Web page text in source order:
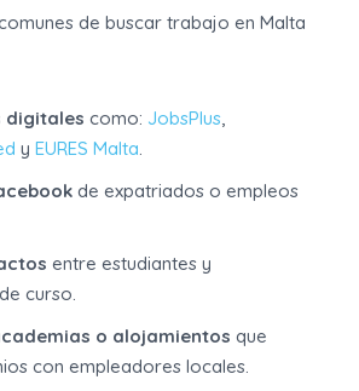
de buscar trabajo en Malta
digitales como: JobsPlus,
yEURES Malta.
de expatriados o empleos
entre estudiantes y
curso.
o alojamientos que
con empleadores locales.